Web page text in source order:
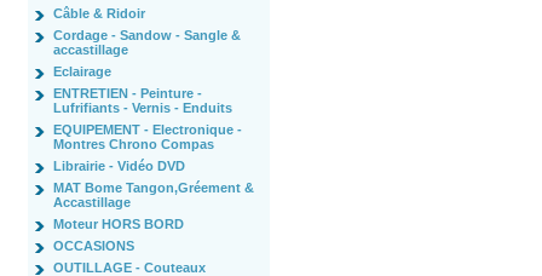
Câble & Ridoir
Cordage - Sandow - Sangle &
accastillage
Eclairage
ENTRETIEN - Peinture -
Lufrifiants - Vernis - Enduits
EQUIPEMENT - Electronique -
Montres Chrono Compas
Librairie - Vidéo DVD
MAT Bome Tangon,Gréement &
Accastillage
Moteur HORS BORD
OCCASIONS
OUTILLAGE - Couteaux